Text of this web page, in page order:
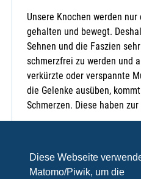
Diese Webseite
Matomo/Piwik, um die
Unsere Knochen werden
gehalten und bewegt.
Sehnen und die Faszien
schmerzfrei zu werden und
verkürzte oder verspannte
die Gelenke ausüben,
Schmerzen. Diese haben
Turnhalle, Schule,
Gesundheit
Kelheim